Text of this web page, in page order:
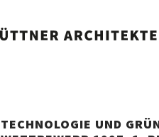
TECHNOLOGIE UND